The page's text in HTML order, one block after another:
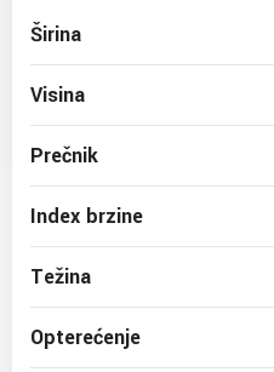
Širina
Visina
Prečnik
Index brzine
Težina
Opterećenje